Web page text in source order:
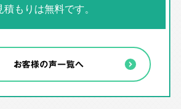
もりは無料です。
お客様の声一覧へ